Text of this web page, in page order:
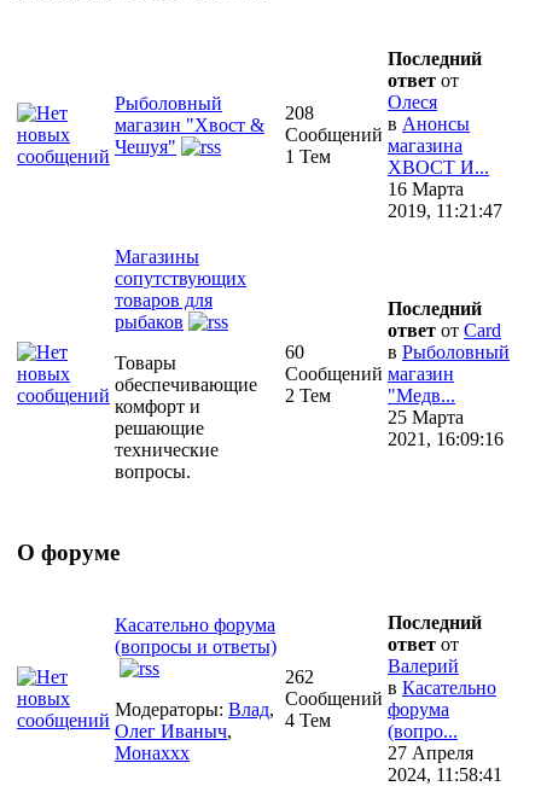
Рыболовный
магазин "Хвост &
Чешуя"
208
Сообщений
1 Тем
Последний
ответ от
Олеся
в Анонсы
магазина
ХВОСТ И...
16 Марта
2019, 11:21:47
Магазины
сопутствующих
товаров для
рыбаков
Товары
обеспечивающие
комфорт и
решающие
технические
вопросы.
60
Сообщений
2 Тем
Последний
ответ от Сard
в Рыболовный
магазин
"Медв...
25 Марта
2021, 16:09:16
О форуме
Касательно форума
(вопросы и ответы)
Модераторы: Влад,
Олег Иваныч,
Монаххх
262
Сообщений
4 Тем
Последний
ответ от
Валерий
в Касательно
форума
(вопро...
27 Апреля
2024, 11:58:41